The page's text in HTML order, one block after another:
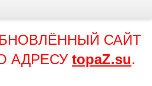
САЙТ
АДРЕСУ topaZ.su.